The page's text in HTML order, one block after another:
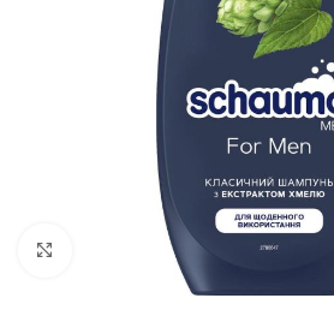
Нажмите, чтобы увеличить